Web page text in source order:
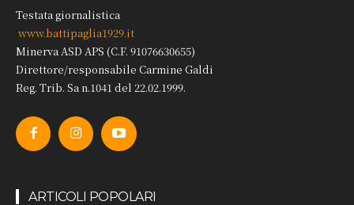
Testata giornalistica
www.battipaglia1929.it
Minerva ASD APS (C.F. 91076630655)
Direttore/responsabile Carmine Galdi
Reg. Trib. Sa n.1041 del 22.02.1999.
ARTICOLI POPOLARI